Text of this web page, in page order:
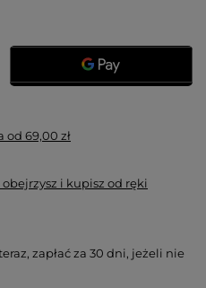
od 69,00 zł
i kupisz od ręki
zapłać za 30 dni, jeżeli nie